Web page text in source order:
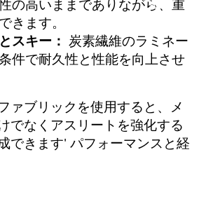
の高いままでありながら、重
きます。
スキー：
炭素繊維のラミネー
件で耐久性と性能を向上させ
ァブリックを使用すると、メ
でなくアスリートを強化する
できます' パフォーマンスと経